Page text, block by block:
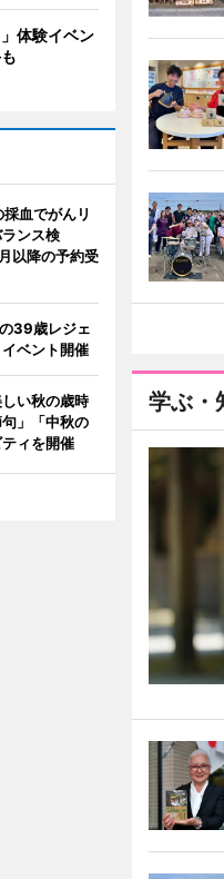
学ぶ・
体験イベン
採血でがんリ
ンス検
以降の予約受
39歳レジェ
ベント開催
い秋の歳時
」「中秋の
ィを開催